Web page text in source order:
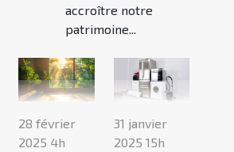
accroître notre
patrimoine...
28 février
2025 4h
31 janvier
2025 15h